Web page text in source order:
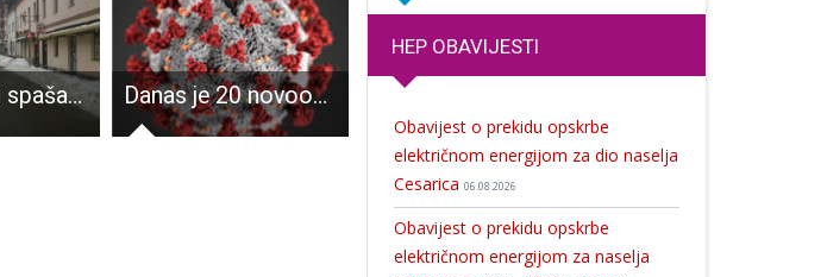
Sjetvom soli spašavaju sugrađane Danas je 20 novooboljelih od COVID-10
HEP OBAVIJESTI
Obavijest o prekidu opskrbe
električnom energijom za dio naselja
Cesarica 06.08.2026
Obavijest o prekidu opskrbe
električnom energijom za naselja